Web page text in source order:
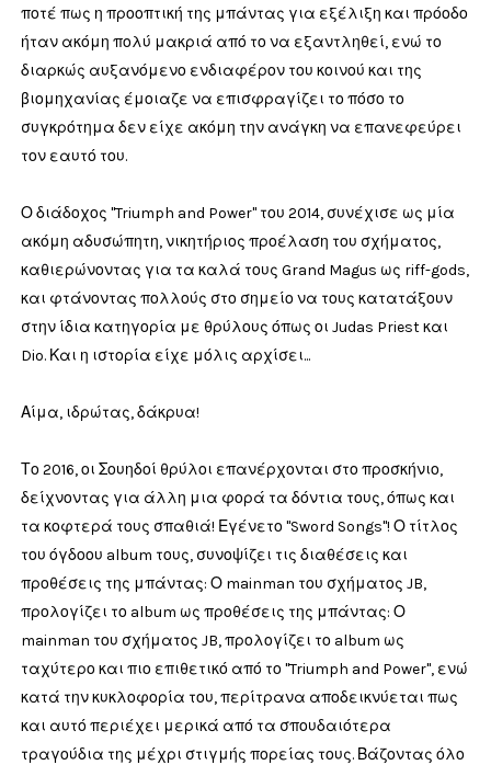
ποτέ πως η προοπτική της μπάντας για εξέλιξη και πρόοδο
ήταν ακόμη πολύ μακριά από το να εξαντληθεί, ενώ το
διαρκώς αυξανόμενο ενδιαφέρον του κοινού και της
βιομηχανίας έμοιαζε να επισφραγίζει το πόσο το
συγκρότημα δεν είχε ακόμη την ανάγκη να επανεφεύρει
τον εαυτό του.
Ο διάδοχος "Triumph and Power" του 2014, συνέχισε ως μία
ακόμη αδυσώπητη, νικητήριος προέλαση του σχήματος,
καθιερώνοντας για τα καλά τους Grand Magus ως riff-gods,
και φτάνοντας πολλούς στο σημείο να τους κατατάξουν
στην ίδια κατηγορία με θρύλους όπως οι Judas Priest και
Dio. Και η ιστορία είχε μόλις αρχίσει...
Αίμα, ιδρώτας, δάκρυα!
Το 2016, οι Σουηδοί θρύλοι επανέρχονται στο προσκήνιο,
δείχνοντας για άλλη μια φορά τα δόντια τους, όπως και
τα κοφτερά τους σπαθιά! Εγένετο "Sword Songs"! Ο τίτλος
του όγδοου album τους, συνοψίζει τις διαθέσεις και
προθέσεις της μπάντας: Ο mainman του σχήματος JB,
προλογίζει το album ως προθέσεις της μπάντας: Ο
mainman του σχήματος JB, προλογίζει το album ως
ταχύτερο και πιο επιθετικό από το "Triumph and Power", ενώ
κατά την κυκλοφορία του, περίτρανα αποδεικνύεται πως
και αυτό περιέχει μερικά από τα σπουδαιότερα
τραγούδια της μέχρι στιγμής πορείας τους. Βάζοντας όλο